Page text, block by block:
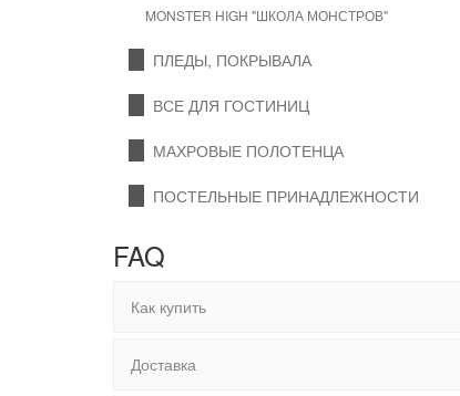
MONSTER HIGH "ШКОЛА МОНСТРОВ"
ПЛЕДЫ, ПОКРЫВАЛА
ВСЕ ДЛЯ ГОСТИНИЦ
МАХРОВЫЕ ПОЛОТЕНЦА
ПОСТЕЛЬНЫЕ ПРИНАДЛЕЖНОСТИ
FAQ
Как купить
Доставка